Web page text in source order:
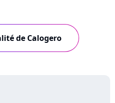
de Calogero